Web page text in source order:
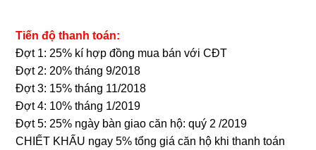
Tiến độ thanh toán:
Đợt 1: 25% kí hợp đồng mua bán với CĐT
Đợt 2: 20% tháng 9/2018
Đợt 3: 15% tháng 11/2018
Đợt 4: 10% tháng 1/2019
Đợt 5: 25% ngày bàn giao căn hộ: quý 2 /2019
CHIẾT KHẤU ngay 5% tổng giá căn hộ khi thanh toán